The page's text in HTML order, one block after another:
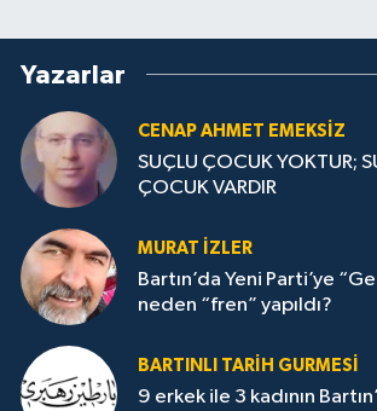
Yazarlar
CENAP AHMET EMEKSİZ
SUÇLU ÇOCUK YOKTUR;
ÇOCUK VARDIR
MURAT İZLER
Bartın’da Yeni Parti’ye
neden “fren” yapıldı?
BARTINLI TARIH GURMESI
9 erkek ile 3 kadının